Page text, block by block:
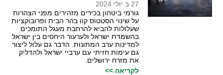
27 ב יולי 2024
גורמי ביטחון בכירים מזהירים מפני הצהרות
על שינוי הסטטוס קוו בהר הבית ופרובוקציות
שעלולות להביא להרחבת מעגל התומכים
בהשמדת ישראל ולערעור היחסים בין ישראל
למדינות ערב המתונות. הדבר גם עלול ליצור
גם עימות חזיתי עם ערביי ישראל ולהדליק
את מזרח ירושלים.
לקריאה >>